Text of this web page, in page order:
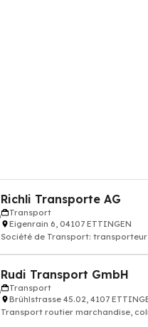
Richli Transporte AG
Transport
Eigenrain 6, 04107 ETTINGEN
Société de Transport:
Rudi Transport GmbH
Transport
Brühlstrasse 45.02, 4107
Transport routier marchandise,